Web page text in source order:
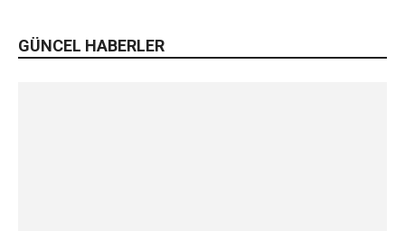
GÜNCEL HABERLER